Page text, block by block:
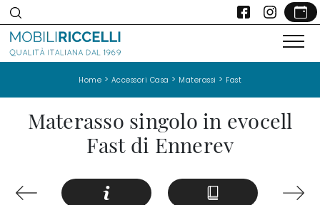
Home > Accessori Casa > Materassi > Fast
Materasso singolo in evocell
Fast di Ennerev